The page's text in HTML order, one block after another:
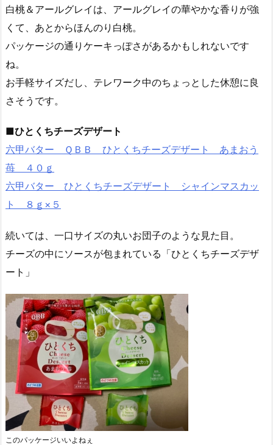
白桃＆アールグレイは、アールグレイの華やかな香りが強
くて、あとからほんのり白桃。
パッケージの通りケーキっぽさがあるかもしれないです
ね。
お手軽サイズだし、テレワーク中のちょっとした休憩に良
さそうです。
■ひとくちチーズデザート
六甲バター ＱＢＢ ひとくちチーズデザート あまおう
苺 ４０ｇ
六甲バター ひとくちチーズデザート シャインマスカッ
ト ８ｇ×５
続いては、一口サイズの丸いお団子のような見た目。
チーズの中にソースが包まれている「ひとくちチーズデザ
ート」
このパッケージいいよねぇ